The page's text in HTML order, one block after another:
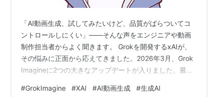
「AI動画生成、試してみたいけど、品質がばらついてコ
ントロールしにくい」——そんな声をエンジニアや動画
制作担当者からよく聞きます。 Grokを開発するxAIが、
その悩みに正面から応えてきました。2026年3月、Grok
Imagineに2つの大きなアップデートが入りました。最大
変換」と、生成済み動画をシームレスに延長できる「ビ
#GrokImagine #XAI #AI動画生成 #生成AI